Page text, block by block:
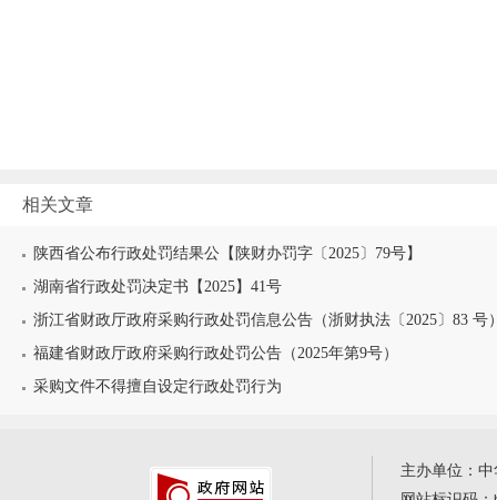
相关文章
陕西省公布行政处罚结果公【陕财办罚字〔2025〕79号】
湖南省行政处罚决定书【2025】41号
浙江省财政厅政府采购行政处罚信息公告（浙财执法〔2025〕83 号
福建省财政厅政府采购行政处罚公告（2025年第9号）
采购文件不得擅自设定行政处罚行为
主办单位：